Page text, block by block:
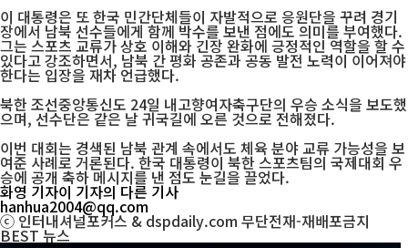
이 대통령은 또 한국 민간단체들이 자발적으로 응원단을 꾸려 경기
장에서 남북 선수들에게 함께 박수를 보낸 점에도 의미를 부여했다.
그는 스포츠 교류가 상호 이해와 긴장 완화에 긍정적인 역할을 할 수
있다고 강조하면서, 남북 간 평화 공존과 공동 발전 노력이 이어져야
한다는 입장을 재차 언급했다.
북한 조선중앙통신도 24일 내고향여자축구단의 우승 소식을 보도했
으며, 선수단은 같은 날 귀국길에 오른 것으로 전해졌다.
이번 대회는 경색된 남북 관계 속에서도 체육 분야 교류 가능성을 보
여준 사례로 거론된다. 한국 대통령이 북한 스포츠팀의 국제대회 우
승에 공개 축하 메시지를 낸 점도 눈길을 끌었다.
화영 기자이 기자의 다른 기사
hanhua2004@qq.com
ⓒ 인터내셔널포커스 & dspdaily.com 무단전재-재배포금지
BEST뉴스